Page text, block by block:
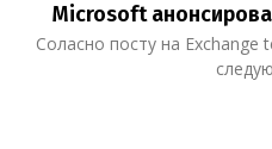
Microsoft
Соласно посту на Exchange